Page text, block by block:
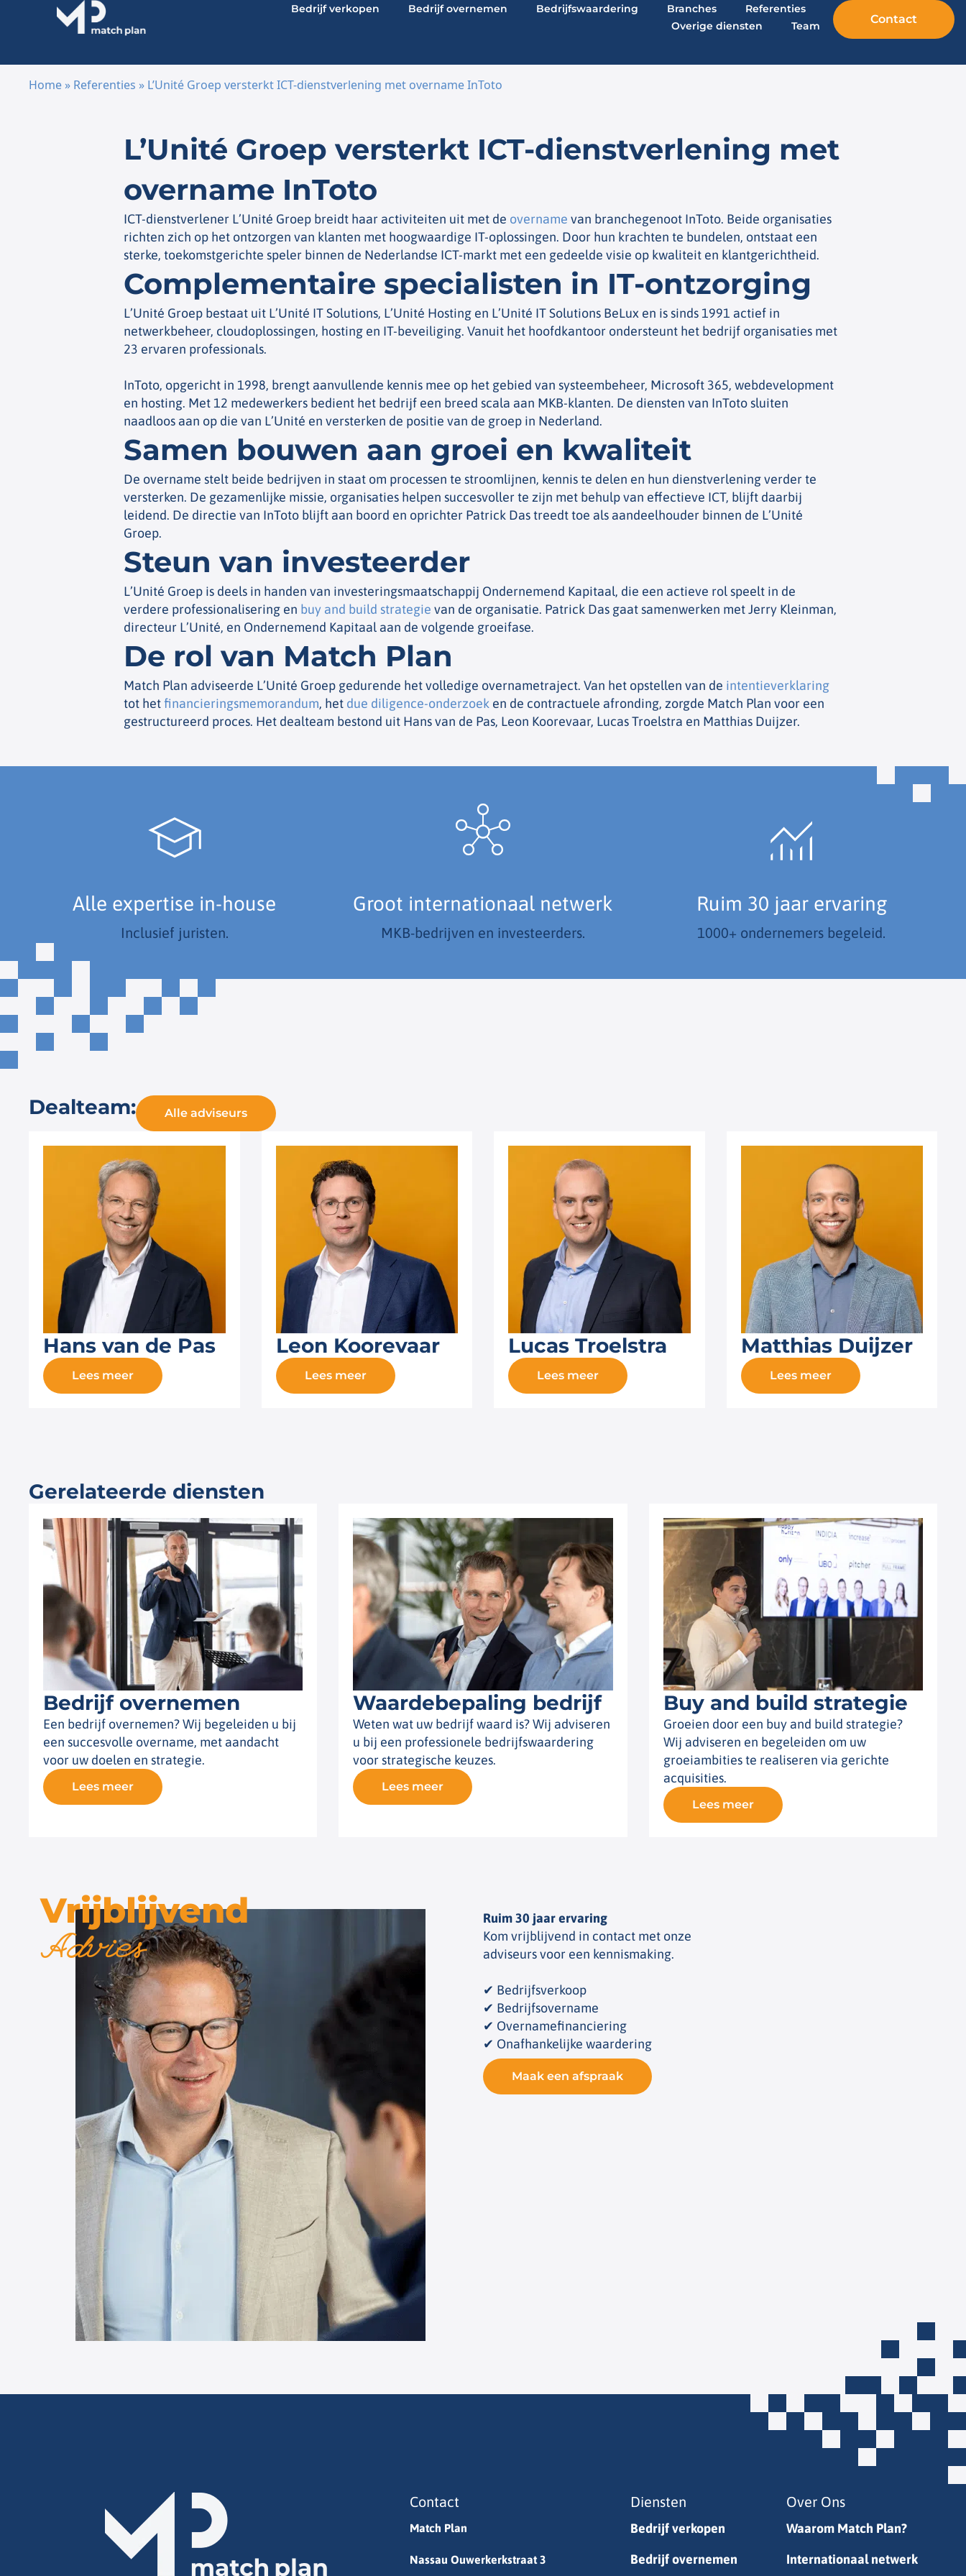
Contact
Bedrijf verkopen Bedrijf overnemen Bedrijfswaardering Branches
Referenties
Overige diensten
Team
Home » Referenties » L’Unité Groep versterkt ICT-dienstverlening met overname InToto
L’Unité Groep versterkt ICT-dienstverlening met
overname InToto
ICT-dienstverlener L’Unité Groep breidt haar activiteiten uit met de overname van branchegenoot InToto. Beide organisaties
richten zich op het ontzorgen van klanten met hoogwaardige IT-oplossingen. Door hun krachten te bundelen, ontstaat een
sterke, toekomstgerichte speler binnen de Nederlandse ICT-markt met een gedeelde visie op kwaliteit en klantgerichtheid.
Complementaire specialisten in IT-ontzorging
L’Unité Groep bestaat uit L’Unité IT Solutions, L’Unité Hosting en L’Unité IT Solutions BeLux en is sinds 1991 actief in
netwerkbeheer, cloudoplossingen, hosting en IT-beveiliging. Vanuit het hoofdkantoor ondersteunt het bedrijf organisaties met
23 ervaren professionals.
InToto, opgericht in 1998, brengt aanvullende kennis mee op het gebied van systeembeheer, Microsoft 365, webdevelopment
en hosting. Met 12 medewerkers bedient het bedrijf een breed scala aan MKB-klanten. De diensten van InToto sluiten
naadloos aan op die van L’Unité en versterken de positie van de groep in Nederland.
Samen bouwen aan groei en kwaliteit
De overname stelt beide bedrijven in staat om processen te stroomlijnen, kennis te delen en hun dienstverlening verder te
versterken. De gezamenlijke missie, organisaties helpen succesvoller te zijn met behulp van effectieve ICT, blijft daarbij
leidend. De directie van InToto blijft aan boord en oprichter Patrick Das treedt toe als aandeelhouder binnen de L’Unité
Groep.
Steun van investeerder
L’Unité Groep is deels in handen van investeringsmaatschappij Ondernemend Kapitaal, die een actieve rol speelt in de
verdere professionalisering en buy and build strategie van de organisatie. Patrick Das gaat samenwerken met Jerry Kleinman,
directeur L’Unité, en Ondernemend Kapitaal aan de volgende groeifase.
De rol van Match Plan
Match Plan adviseerde L’Unité Groep gedurende het volledige overnametraject. Van het opstellen van de intentieverklaring
tot hetfinancieringsmemorandum, het due diligence-onderzoek en de contractuele afronding, zorgde Match Plan voor een
gestructureerd proces. Het dealteam bestond uit Hans van de Pas, Leon Koorevaar, Lucas Troelstra en Matthias Duijzer.
Alle expertise in-house
Inclusief juristen.
Groot internationaal netwerk
MKB-bedrijven en investeerders.
Ruim 30 jaar ervaring
1000+ ondernemers begeleid.
Dealteam: Alle adviseurs
Hans van de Pas
Lees meer
Leon Koorevaar
Lees meer
Lucas Troelstra
Lees meer
Matthias Duijzer
Lees meer
Gerelateerde diensten
Bedrijf overnemen
Een bedrijf overnemen? Wij begeleiden u bij
een succesvolle overname, met aandacht
voor uw doelen en strategie.
Lees meer
Waardebepaling bedrijf
Weten wat uw bedrijf waard is? Wij adviseren
u bij een professionele bedrijfswaardering
voor strategische keuzes.
Lees meer
Buy and build strategie
Groeien door een buy and build strategie?
Wij adviseren en begeleiden om uw
groeiambities te realiseren via gerichte
acquisities.
Lees meer
Vrijblijvend
Advies
Ruim 30 jaar ervaring
Kom vrijblijvend in contact met onze
adviseurs voor een kennismaking.
✔ Bedrijfsverkoop
✔ Bedrijfsovername
✔ Overnamefinanciering
✔ Onafhankelijke waardering
Maak een afspraak
Contact
Match Plan
Nassau Ouwerkerkstraat 3
Diensten
Bedrijf verkopen
Bedrijf overnemen
Over Ons
Waarom Match Plan?
Internationaal netwerk